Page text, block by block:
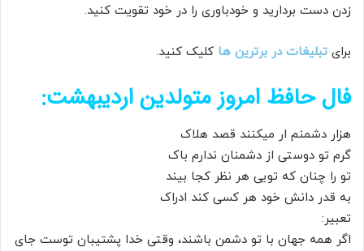
زدن دست بردارید و خودباوری را در خود تقویت کنید.
برای تبلیغات در برترین ها کلیک کنید.
فال حافظ امروز متولدین اردیبهشت:
هزار دشمنم ار می​کنند قصد هلاک
گرم تو دوستی از دشمنان ندارم باک
تو را چنان که تویی هر نظر کجا بیند
به قدر دانش خود هر کسی کند ادراک
تعبیر:
اگر همه جهان با تو دشمن باشند، وقتی خدا پشتیبان توست جای